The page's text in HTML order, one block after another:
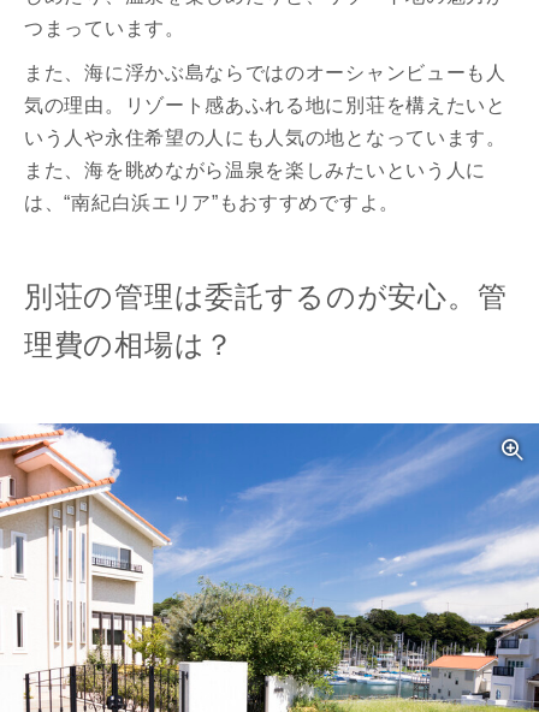
つまっています。
また、海に浮かぶ島ならではのオーシャンビューも人
気の理由。リゾート感あふれる地に別荘を構えたいと
いう人や永住希望の人にも人気の地となっています。
また、海を眺めながら温泉を楽しみたいという人に
は、“南紀白浜エリア”もおすすめですよ。
別荘の管理は委託するのが安心。管
理費の相場は？